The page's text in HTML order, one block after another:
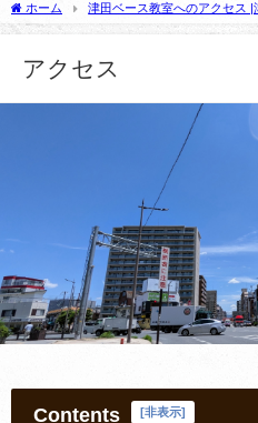
ホーム
津田ベース教室へのアクセス |
スン オンラインレッスン）
アクセス
Contents [非表示]